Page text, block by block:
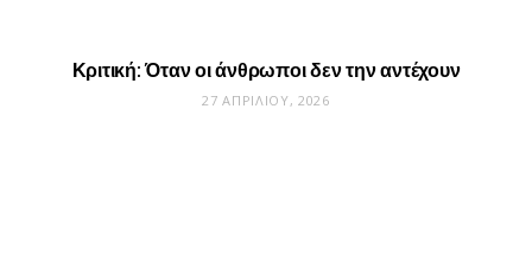
Κριτική: Όταν οι άνθρωποι δεν την αντέχουν
27 ΑΠΡΙΛΊΟΥ, 2026